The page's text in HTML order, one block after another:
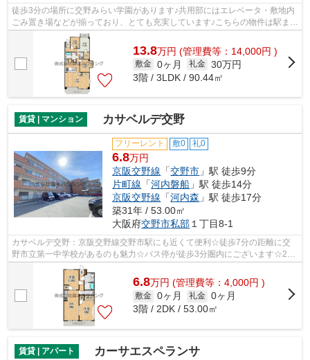
徒歩3分の場所に交野みらい学園があります♪共用部にはエレベータ・敷地内
ごみ置き場などが揃っており、とても充実しています♪こちらの物件は駅まで
徒歩で14分で到着します♪行き先に応...
13.8万円 (管理費等：14,000円 )
敷金 0ヶ月 礼金 30万円
3階 / 3LDK / 90.44㎡
賃貸 | マンション カサベルデ交野
フリーレント 敷0 礼0
6.8万円
京阪交野線 「交野市 」駅 徒歩9分
片町線 「河内磐船 」駅 徒歩14分
京阪交野線 「河内森 」駅 徒歩17分
築31年 / 53.00㎡
大阪府交野市私部 １丁目8-1
カサベルデ交野：京阪交野線交野市駅にも近くて便利☆徒歩7分の距離に交
野市立第一中学校があるのも魅力☆バス停が徒歩3分圏内にございます☆2駅
利用ができるので電車の利用に役立つ物件...
6.8万円 (管理費等：4,000円 )
敷金 0ヶ月 礼金 0ヶ月
3階 / 2DK / 53.00㎡
賃貸 | アパート カーサエスペランサ